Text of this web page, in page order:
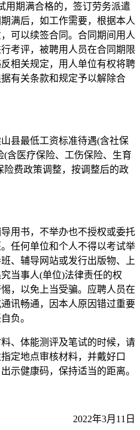
用期满合格的，签订劳务派遣
满后，如工作需要，根据本人
可以续签合同。合同期间用人
考评，被聘用人员在合同期限
相关规定，用人单位有权将聘
有关条款和规定予以解除合
县最低工资标准待遇(含社保
含医疗保险、工伤保险、生育
费政策调整，按调整后的政
用书，不举办也不授权或委托
任何单位和个人不得以考试举
、辅导网站或发行出版物、上
当事人(单位)法律责任的权
，以免上当受骗。应聘人员在
讯畅通，因本人原因错过重要
负。
、体能测评及笔试的时候，请
定地点审核材料，并戴好口
示健康码，保持适当的距离。
2022年3月11日